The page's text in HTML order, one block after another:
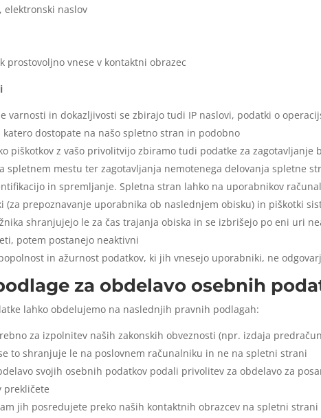
elektronski naslov
prostovoljno vnese v kontaktni obrazec
varnosti in dokazljivosti se zbirajo tudi IP naslovi, podatki o
katero dostopate na našo spletno stran in podobno
piškotkov z vašo privolitvijo zbiramo tudi podatke za
spletnem mestu ter zagotavljanja nemotenega delovanja spletne
in spremljanje. Spletna stran lahko na uporabnikov
(za prepoznavanje uporabnika ob naslednjem obisku) in piškotki
shranjujejo le za čas trajanja obiska in se izbrišejo po eni uri
potem postanejo neaktivni
in ažurnost podatkov, ki jih vnesejo uporabniki, ne
za obdelavo osebnih
lahko obdelujemo na naslednjih pravnih podlagah:
za izpolnitev naših zakonskih obveznosti (npr. izdaja
to shranjuje le na poslovnem računalniku in ne na spletni strani
svojih osebnih podatkov podali privolitev za obdelavo za
prekličete
jih posredujete preko naših kontaktnih obrazcev na spletni